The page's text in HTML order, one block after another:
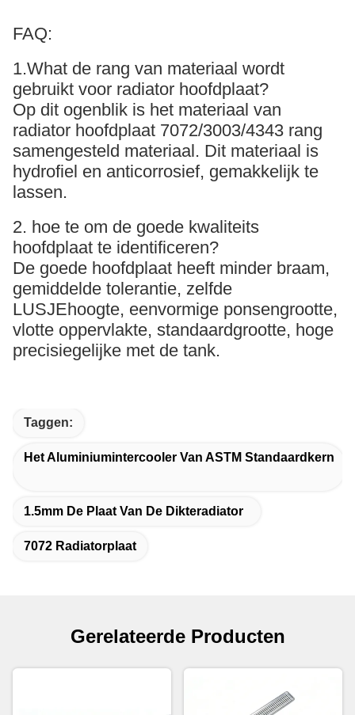
FAQ:
1.What de rang van materiaal wordt
gebruikt voor radiator hoofdplaat?
Op dit ogenblik is het materiaal van
radiator hoofdplaat 7072/3003/4343 rang
samengesteld materiaal. Dit materiaal is
hydrofiel en anticorrosief, gemakkelijk te
lassen.
2. hoe te om de goede kwaliteits
hoofdplaat te identificeren?
De goede hoofdplaat heeft minder braam,
gemiddelde tolerantie, zelfde
LUSJEhoogte, eenvormige ponsengrootte,
vlotte oppervlakte, standaardgrootte, hoge
precisiegelijke met de tank.
Taggen:
Het Aluminiumintercooler Van ASTM Standaardkern
1.5mm De Plaat Van De Dikteradiator
7072 Radiatorplaat
Gerelateerde Producten